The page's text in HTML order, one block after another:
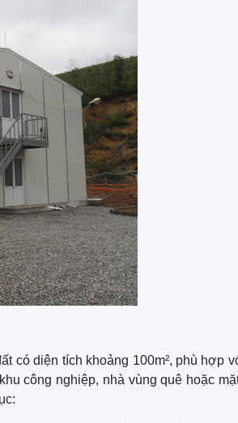
có diện tích khoảng 100m², phù hợp
công nghiệp, nhà vùng quê hoặc